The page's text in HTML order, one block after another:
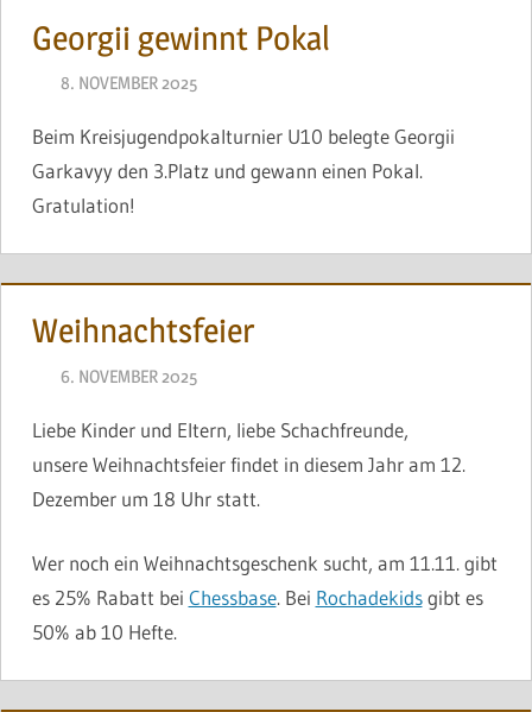
Georgii gewinnt Pokal
8. NOVEMBER 2025
Beim Kreisjugendpokalturnier U10 belegte Georgii
Garkavyy den 3.Platz und gewann einen Pokal.
Gratulation!
Weihnachtsfeier
6. NOVEMBER 2025
Liebe Kinder und Eltern, liebe Schachfreunde,
unsere Weihnachtsfeier findet in diesem Jahr am 12.
Dezember um 18 Uhr statt.
Wer noch ein Weihnachtsgeschenk sucht, am 11.11. gibt
es 25% Rabatt bei Chessbase. Bei Rochadekidsgibt es
50% ab 10 Hefte.